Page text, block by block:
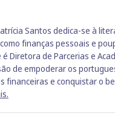
Santos dedica-se à
finanças pessoais e
Diretora de Parcerias e
de empoderar os
financeiras e conquistar o